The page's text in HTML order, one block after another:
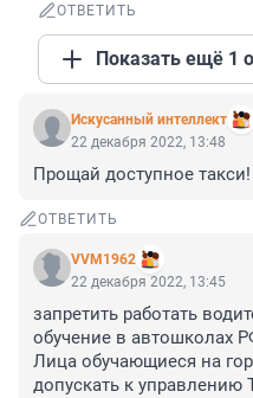
ОТВЕТИТЬ
Показать ещё 1
Искусанный интеллект
22 декабря 2022, 13:48
Прощай доступное такси!
ОТВЕТИТЬ
VVM1962
22 декабря 2022, 13:45
запретить работать
обучение в автошколах
Лица обучающиеся на
допускать к управлению